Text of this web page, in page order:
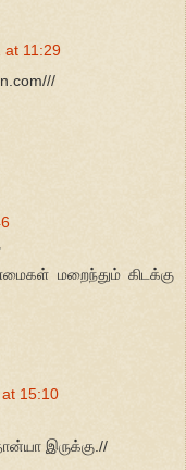
at 11:29
மறைந்தும் கிடக்கு
15:10
இருக்கு.//